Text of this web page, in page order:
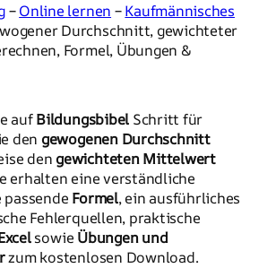
–Online lernen –Kaufmännisches
Durchschnitt, gewichteter
Formel, Übungen &
aufBildungsbibel Schritt für
den gewogenen Durchschnitt
dengewichteten Mittelwert
erhalten eine verständliche
Formel, ein ausführliches
Fehlerquellen, praktische
sowie Übungen und
zum kostenlosen Download.